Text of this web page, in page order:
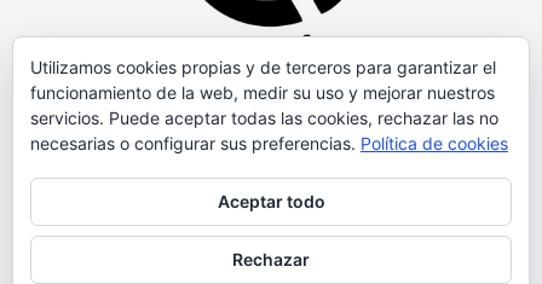
Utilizamos cookies propias y de terceros para garantizar el
funcionamiento de la web, medir su uso y mejorar nuestros
servicios. Puede aceptar todas las cookies, rechazar las no
necesarias o configurar sus preferencias. Política de cookies
Aceptar todo
Rechazar